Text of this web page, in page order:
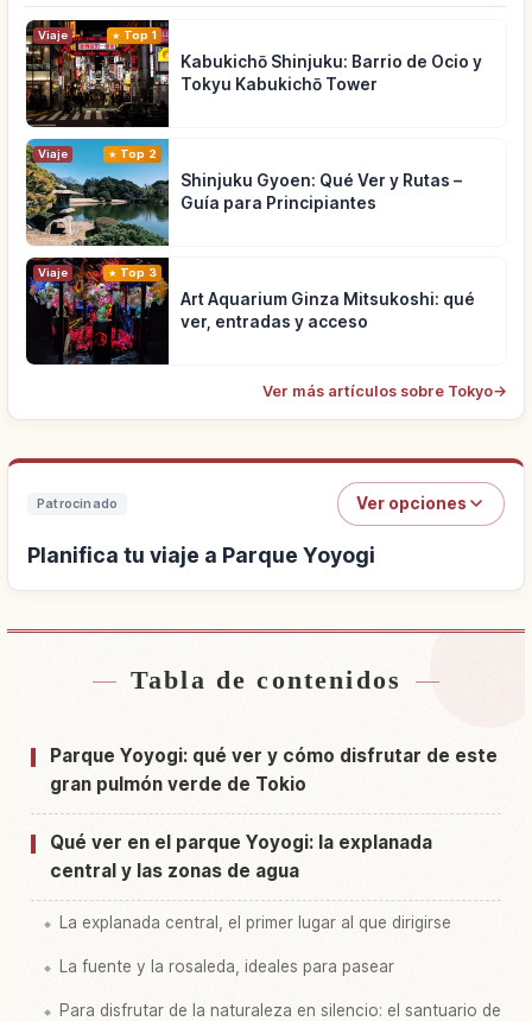
Viaje Top 1
Kabukichō Shinjuku: Barrio de Ocio y
Tokyu Kabukichō Tower
Viaje Top 2
Shinjuku Gyoen: Qué Ver y Rutas –
Guía para Principiantes
Viaje Top 3
Art Aquarium Ginza Mitsukoshi: qué
ver, entradas y acceso
Ver más artículos sobre Tokyo→
Patrocinado Ver opciones
Planifica tu viaje a Parque Yoyogi
Buscar alojamiento cerca de Parque Yoyogi
Buscar experiencias en Parque Yoyogi ↗
Tabla de contenidos
Parque Yoyogi: qué ver y cómo disfrutar de este
gran pulmón verde de Tokio
Qué ver en el parque Yoyogi: la explanada
central y las zonas de agua
La explanada central, el primer lugar al que dirigirse
La fuente y la rosaleda, ideales para pasear
Para disfrutar de la naturaleza en silencio: el santuario de